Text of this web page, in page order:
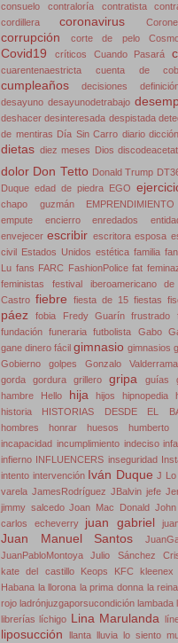
consuelo
contraloría contratista
cordillera
coronavirus
corrupción corte de pelo
Covid19 críticos Cuando Pasará
cuarentenaestricta cuenta de
cumpleaños decisiones
desayuno desayunodetrabajo
deshacer desinteresada despistada
de mentiras Día Sin Carro diario dicción
dietas diez meses Dios
dolor Don Tetto Donald Trump
Duque edad de piedra EGO
chapo guzmán
EMPRENDIMIENTO
empute
encierro enredados
envejecer escribir escritora esposa
civil
Estados Unidos estética familia
Lu fans FARC FashionPolice fat
feministas
festival iberoamericano
Castro fiebre fiesta de 15 fiestas
páez
fobia Fredy Guarín frustrado
fundación
funeraria futbolista Gabo
gane dinero fácil gimnasio gimnasios
Gobierno
golpes Gonzalo Valderrama
gorda
gordura grillero gripa guías
hambre Hello hija hijos hipnopedia
historia
HISTORIAS DESDE EL
hombres
honrar huesos
incapacidad incumplimiento indeciso
infierno
INFLUENCERS inseguridad
intento intervención Iván Duque J Lo
varela JamesRodríguez JBalvin jefe
jimmy salcedo Joan Mac Donald
carlos echeverry
juan gabriel
Juan Manuel Santos
JuanPabloMontoya
Julio Sánchez
kate del castillo
Keops KFC kleenex
Habana la llorona la prima donna la
rojo ladrónjuzgaporsucondición lambada
librerías
líchigo Lina Marulanda
liposucción llanta lluvia lo siento